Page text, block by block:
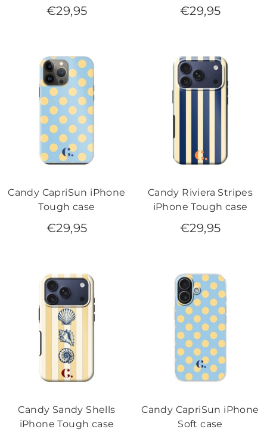
€29,95 €29,95
Candy CapriSun iPhone
Tough case
€29,95
Candy Riviera Stripes
iPhone Tough case
€29,95
Candy Sandy Shells
iPhone Tough case
Candy CapriSun iPhone
Soft case